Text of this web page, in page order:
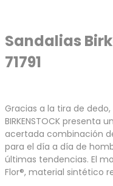
Sandalias
71791
Gracias a la tira de
BIRKENSTOCK presenta
acertada combinación
para el día a día de
últimas tendencias. El
Flor®, material sintético